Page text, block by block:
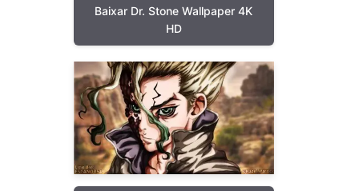
Baixar Dr. Stone Wallpaper 4K
HD